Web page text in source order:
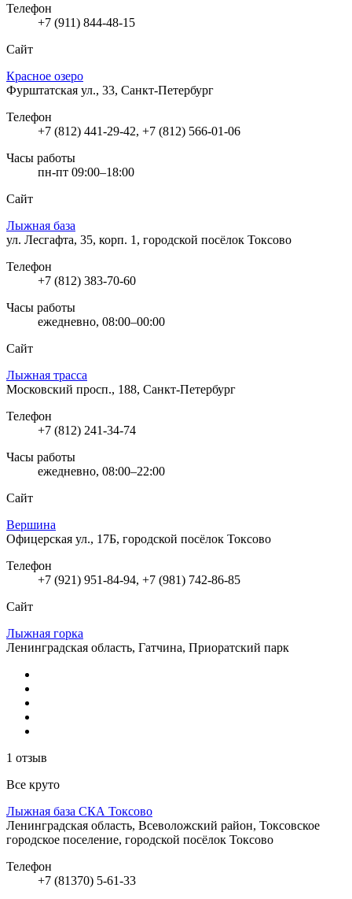
Телефон
+7 (911) 844-48-15
Сайт
Красное озеро
Фурштатская ул., 33, Санкт-Петербург
Телефон
+7 (812) 441-29-42, +7 (812) 566-01-06
Часы работы
пн-пт 09:00–18:00
Сайт
Лыжная база
ул. Лесгафта, 35, корп. 1, городской посёлок Токсово
Телефон
+7 (812) 383-70-60
Часы работы
ежедневно, 08:00–00:00
Сайт
Лыжная трасса
Московский просп., 188, Санкт-Петербург
Телефон
+7 (812) 241-34-74
Часы работы
ежедневно, 08:00–22:00
Сайт
Вершина
Офицерская ул., 17Б, городской посёлок Токсово
Телефон
+7 (921) 951-84-94, +7 (981) 742-86-85
Сайт
Лыжная горка
Ленинградская область, Гатчина, Приоратский парк
1 отзыв
Все круто
Лыжная база СКА Токсово
Ленинградская область, Всеволожский район, Токсовское
городское поселение, городской посёлок Токсово
Телефон
+7 (81370) 5-61-33